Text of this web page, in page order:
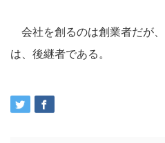
会社を創るのは創業者だが
は、後継者である。